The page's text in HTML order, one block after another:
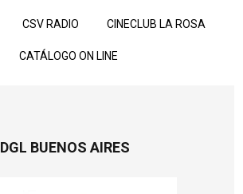
CSV RADIO CINECLUB LA ROSA
CATÁLOGO ON LINE
DGL BUENOS AIRES